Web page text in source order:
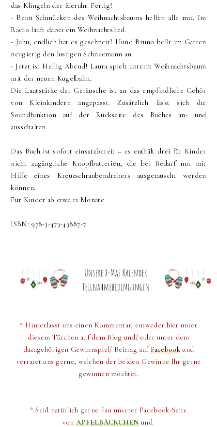
das Klingeln der Eieruhr. Fertig!
- Beim Schmücken des Weihnachtsbaums helfen alle mit. Im
Radio läuft dabei ein Weihnachtslied.
- Juhu, endlich hat es geschneit! Hund Bruno bellt im Garten
neugierig den lustigen Schneemann an.
- Jetzt ist Heilig Abend! Laura spielt unterm Weihnachtsbaum
mit der neuen Kugelbahn.
Die Lautstärke der Geräusche ist an das empfindliche Gehör
von Kleinkindern angepasst. Zusätzlich lässt sich die
Soundfunktion auf der Rückseite des Buches an- und
ausschalten.
Das Buch ist sofort einsatzbereit – es enthält drei für Kinder
nicht zugängliche Knopfbatterien, die bei Bedarf nur mit
Hilfe eines Kreuzschraubendrehers ausgetauscht werden
können.
Für Kinder ab etwa 12 Monate
ISBN: 978-3-473-43887-7
* Hinterlasst uns einen Kommentar, entweder hier unter
diesem Türchen auf dem Blog und/ oder unter dem
dazugehörigen Gewinnspiel/ Beitrag aufFacebookund
verratet uns gerne, welchen der beiden Gewinne Ihr gerne
gewinnen möchtet.
* Seid natürlich gerne Fan unserer Facebook-Seite
von APFELBÄCKCHEN und